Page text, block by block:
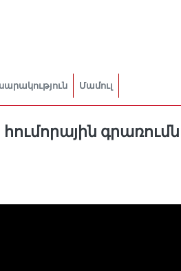
Մամուլ
գրառումն